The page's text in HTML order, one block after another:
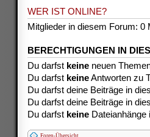
WER IST ONLINE?
Mitglieder in diesem Forum: 0
BERECHTIGUNGEN IN
Du darfst keine neuen
Du darfst keineAntworten zu
Du darfst deine Beiträge in
Du darfst deine Beiträge in
Du darfst keine Dateianhänge